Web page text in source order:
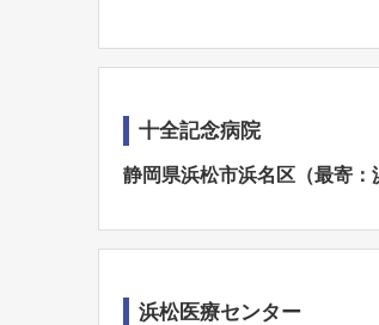
十全記念病院
静岡県浜松市浜名区（最寄：
浜松医療センター